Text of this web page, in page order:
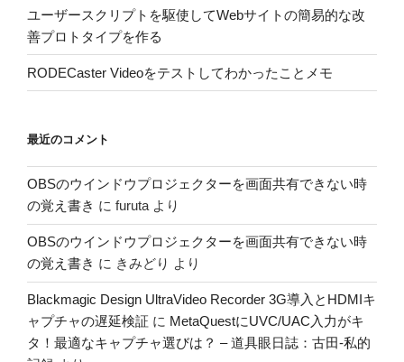
ユーザースクリプトを駆使してWebサイトの簡易的な改
善プロトタイプを作る
RODECaster Videoをテストしてわかったことメモ
最近のコメント
OBSのウインドウプロジェクターを画面共有できない時
の覚え書き に furuta より
OBSのウインドウプロジェクターを画面共有できない時
の覚え書き に きみどり より
Blackmagic Design UltraVideo Recorder 3G導入とHDMIキ
ャプチャの遅延検証 に MetaQuestにUVC/UAC入力がキ
タ！最適なキャプチャ選びは？ – 道具眼日誌：古田-私的